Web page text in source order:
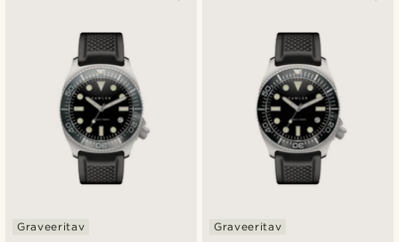
Graveeritav Graveeritav